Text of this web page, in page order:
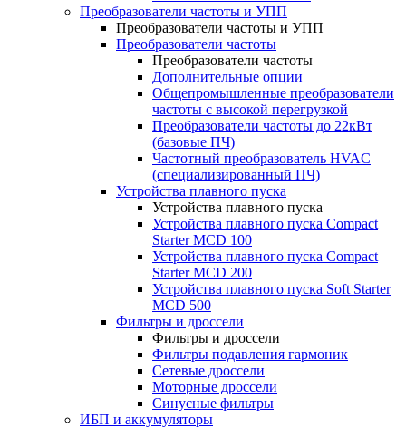
Преобразователи частоты и УПП
Преобразователи частоты и УПП
Преобразователи частоты
Преобразователи частоты
Дополнительные опции
Общепромышленные преобразователи
частоты с высокой перегрузкой
Преобразователи частоты до 22кВт
(базовые ПЧ)
Частотный преобразователь HVAC
(специализированный ПЧ)
Устройства плавного пуска
Устройства плавного пуска
Устройства плавного пуска Compact
Starter MCD 100
Устройства плавного пуска Compact
Starter MCD 200
Устройства плавного пуска Soft Starter
MCD 500
Фильтры и дроссели
Фильтры и дроссели
Фильтры подавления гармоник
Сетевые дроссели
Моторные дроссели
Синусные фильтры
ИБП и аккумуляторы